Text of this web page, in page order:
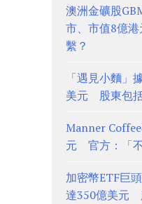
澳洲金礦股
市、市值8億
繫？
「遇見小麵」
美元 股東包
Manner
元 官方：「不
加密幣ETF巨
達350億美元